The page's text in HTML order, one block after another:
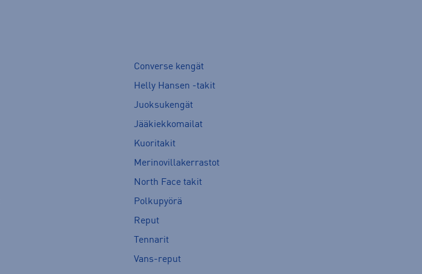
Converse kengät
Helly Hansen -takit
Juoksukengät
Jääkiekkomailat
Kuoritakit
Merinovillakerrastot
North Face takit
Polkupyörä
Reput
Tennarit
Vans-reput